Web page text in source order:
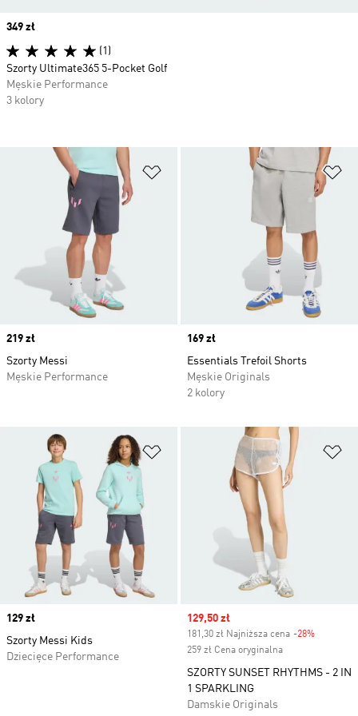
Dodaj do listy życzeń
Price
219 zł
Szorty Messi
Męskie Performance
Price
169 zł
Essentials Trefoil Shorts
Męskie Originals
2 kolory
Dodaj do listy życzeń
Price
129 zł
Szorty Messi Kids
Dziecięce Performance
Sale price
129,50 zł
181,30 zł Najniższa cena -28%
259 zł Cena oryginalna
SZORTY SUNSET RHYTHMS - 2 IN
1 SPARKLING
Damskie Originals
Price
349 zł
(1)
Szorty Ultimate365 5-Pocket Golf
Męskie Performance
3 kolory